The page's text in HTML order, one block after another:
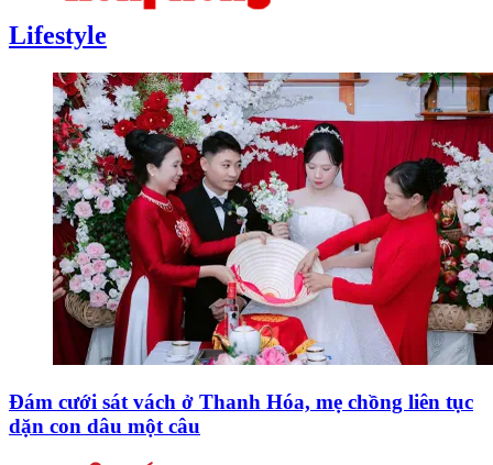
Lifestyle
Đám cưới sát vách ở Thanh Hóa, mẹ chồng liên tục
dặn con dâu một câu